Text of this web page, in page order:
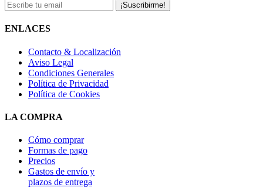
¡Suscribirme!
ENLACES
Contacto & Localización
Aviso Legal
Condiciones Generales
Política de Privacidad
Política de Cookies
LA COMPRA
Cómo comprar
Formas de pago
Precios
Gastos de envío y
plazos de entrega